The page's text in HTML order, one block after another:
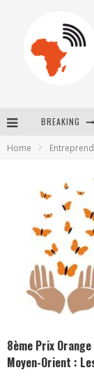
BREAKING
Home
8ème Prix
Moyen-Orient :